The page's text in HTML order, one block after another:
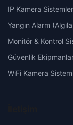
Hakkari
Isparta
Pirinçci
Şamlar
IP Kamera
Yangın Alarm
Monitör & Kontrol
Güvenlik
WiFi Kamera